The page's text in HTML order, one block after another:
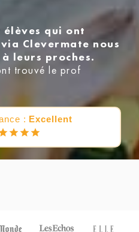
qui ont
Clevermate nous
leurs proches.
trouvé le prof
: Excellent